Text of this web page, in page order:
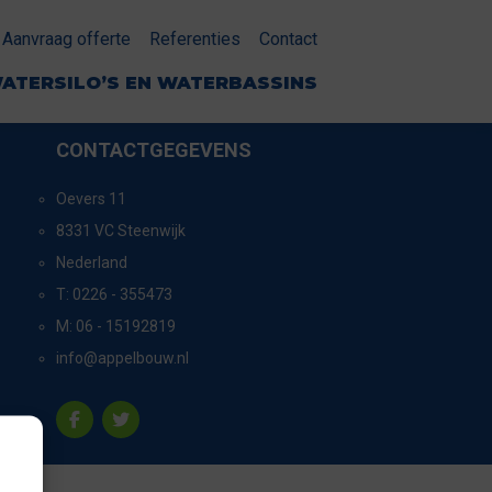
Aanvraag offerte Referenties Contact
EN WATERBASSINS
CONTACTGEGEVENS
Oevers 11
8331 VC Steenwijk
Nederland
T: 0226 - 355473
M: 06 - 15192819
info@appelbouw.nl